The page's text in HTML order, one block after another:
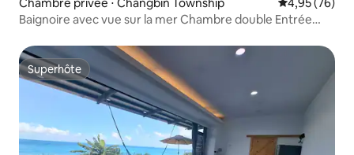
Baignoire avec vue sur la mer Chambre double Entrée
Hamac Table et chaises d'extérieur Accès à la plage Lever
du soleil et ciel étoilé Parking Animaux acceptés
Superhôte
Superhôte